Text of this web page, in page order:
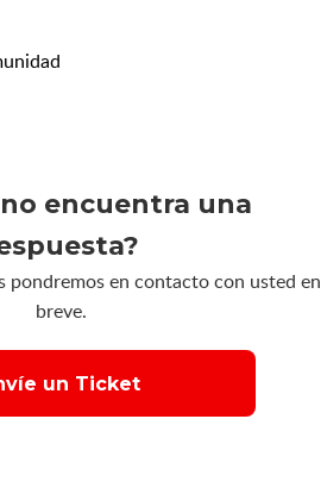
encuentra una
pondremos en contacto con usted en
breve.
un Ticket